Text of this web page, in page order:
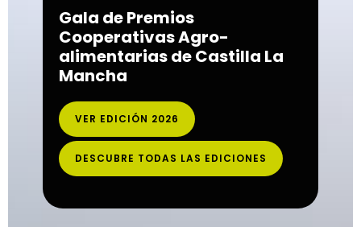
Gala de Premios
Cooperativas Agro-
alimentarias de Castilla La
Mancha
VER EDICIÓN 2026
DESCUBRE TODAS LAS EDICIONES